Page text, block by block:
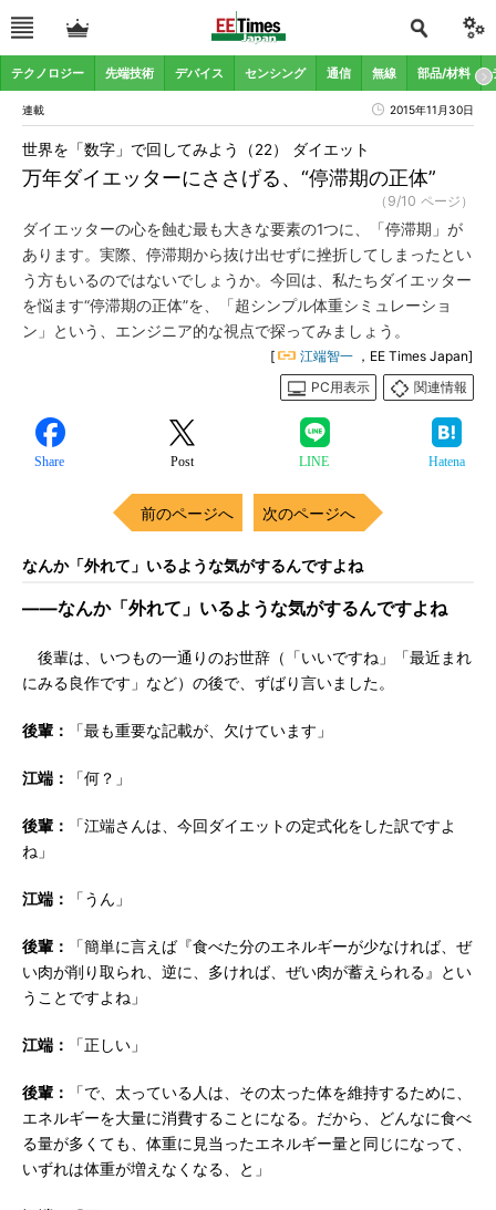
テクノロジー 先端技術 デバイス センシング 通信 無線 部品/材料
連載 2015年11月30日
万年ダイエッターにささげる、“停滞期の正体”
世界を「数字」で回してみよう（22） ダイエット
（9/10 ページ）
ダイエッターの心を蝕む最も大きな要素の1つに、「停滞期」が
あります。実際、停滞期から抜け出せずに挫折してしまったとい
う方もいるのではないでしょうか。今回は、私たちダイエッター
を悩ます“停滞期の正体”を、「超シンプル体重シミュレーショ
ン」という、エンジニア的な視点で探ってみましょう。
[ 江端智一 ，EE Times Japan]
PC用表示
関連情報
Share Post LINE Hatena
前のページへ 次のページへ
なんか「外れて」いるような気がするんですよね
――なんか「外れて」いるような気がするんですよね
後輩は、いつもの一通りのお世辞（「いいですね」「最近まれ
にみる良作です」など）の後で、ずばり言いました。
後輩： 「最も重要な記載が、欠けています」
江端： 「何？」
後輩：
「江端さんは、今回ダイエットの定式化をした訳ですよ
ね」
江端： 「うん」
後輩：
「簡単に言えば『食べた分のエネルギーが少なければ、ぜ
い肉が削り取られ、逆に、多ければ、ぜい肉が蓄えられる』とい
うことですよね」
江端： 「正しい」
後輩：
「で、太っている人は、その太った体を維持するために、
エネルギーを大量に消費することになる。だから、どんなに食べ
る量が多くても、体重に見当ったエネルギー量と同じになって、
いずれは体重が増えなくなる、と」